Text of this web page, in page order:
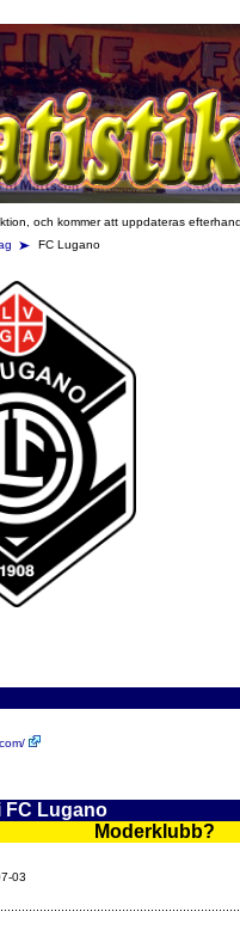
och kommer att uppdateras
FC Lugano
FC Lugano
Moderklubb?
03